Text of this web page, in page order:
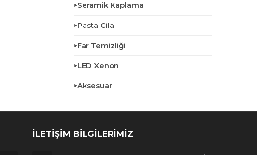
Seramik Kaplama
Pasta Cila
Far Temizliği
LED Xenon
Aksesuar
İLETİŞİM BİLGİLERİMİZ